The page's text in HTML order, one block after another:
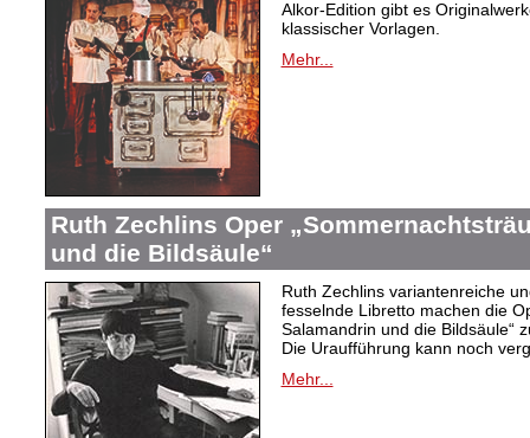
Alkor-Edition gibt es
klassischer Vorlagen.
Mehr...
Ruth Zechlins Oper
und die Bildsäule“
Ruth Zechlins variantenreiche
fesselnde Libretto machen die
Salamandrin und die Bildsäule“
Die Uraufführung kann noch
Mehr...